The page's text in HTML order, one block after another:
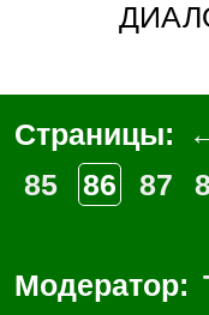
Страницы:
85
86 87
Модератор: